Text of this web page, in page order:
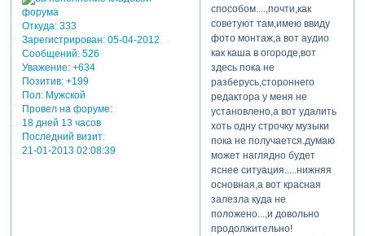
Откуда:333
Зарегистрирован: 05-04-2012
Сообщений:526
Уважение: +634
Позитив: +199
Пол:Мужской
Провел на форуме:
18 дней 13 часов
Последний визит:
21-01-2013 02:08:39
способом....,почти,как
советуют там,имею ввиду
фото монтаж,а вот аудио
как каша в огороде,вот
здесь пока не
разберусь,стороннего
редактора у меня не
установлено,а вот удалить
хоть одну строчку музыки
пока не получается.думаю
может наглядно будет
яснее ситуация.....нижняя
основная,а вот красная
залезла куда не
положено...,и довольно
продолжительно!